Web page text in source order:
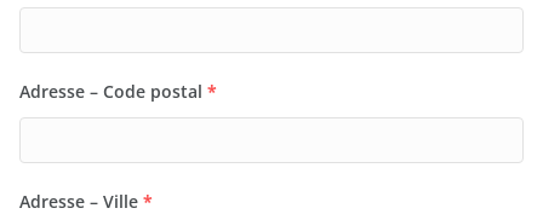
Adresse – Code postal *
Adresse – Ville *